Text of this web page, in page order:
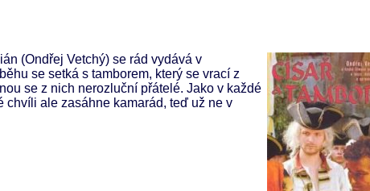
(Ondřej Vetchý) se rád vydává v
se setká s tamborem, který se vrací z
se z nich nerozluční přátelé. Jako v každé
chvíli ale zasáhne kamarád, teď už ne v